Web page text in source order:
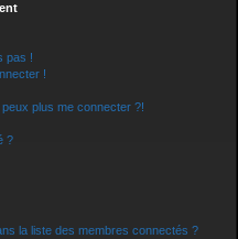
pas !
!
plus me connecter ?!
?
la liste des membres connectés ?